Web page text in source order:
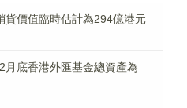
貨價值臨時估計為294億港元
月底香港外匯基金總資產為